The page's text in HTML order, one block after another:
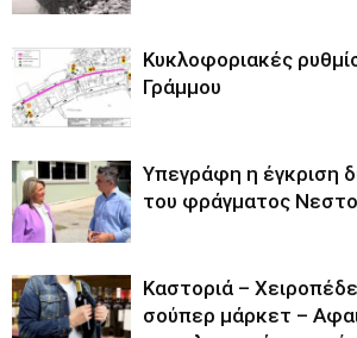
Κυκλοφοριακές
Γράμμου
Υπεγράφη η έγκριση
του φράγματος
Καστοριά –
σούπερ μάρκετ –